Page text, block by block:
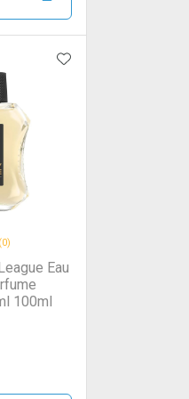
(0)
Eau
100ml
ADICIONAR AOS